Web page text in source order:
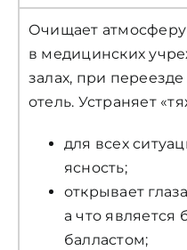
Очищает
в медицинских
залах, при
отель. Устраняет
для всех
ясность;
открывает
а что является
балластом;